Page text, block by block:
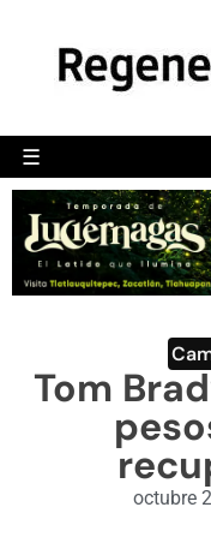
☰
Tom
octubre